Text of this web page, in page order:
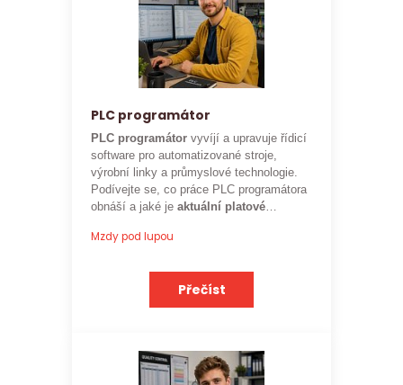
PLC programátor
PLC programátorvyvíjí a upravuje řídicí
software pro automatizované stroje,
výrobní linky a průmyslové technologie.
Podívejte se, co práce PLC programátora
obnáší a jaké jeaktuální platové
Mzdy pod lupou
Přečíst